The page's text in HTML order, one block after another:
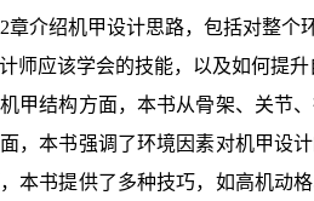
章介绍机甲设计思路，包括对整个
师应该学会的技能，以及如何提升
结构方面，本书从骨架、关节、
，本书强调了环境因素对机甲设
本书提供了多种技巧，如高机动